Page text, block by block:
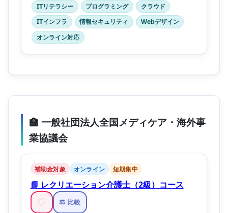
ITリテラシー プログラミング
クラウド
ITインフラ
情報セキュリティ
Webデザイン
オンライン対応
🏫 一般社団法人全国メディケア・海外事
業協議会
補助金対象 オンライン 短期集中
📘 レクリエーション介護士（2級）コース
♡ ⚖️ 比較